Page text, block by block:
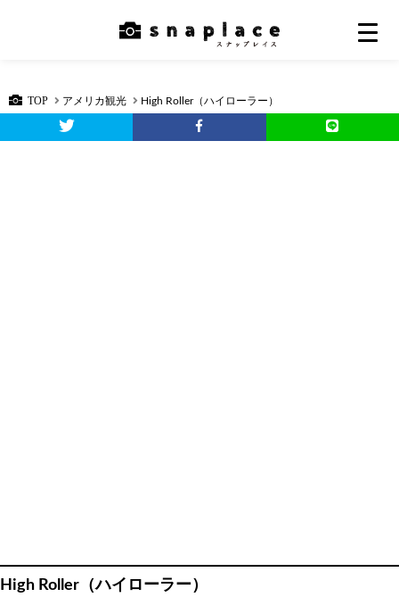
TOP アメリカ観光 High Roller（ハイローラー）
High Roller（ハイローラー）